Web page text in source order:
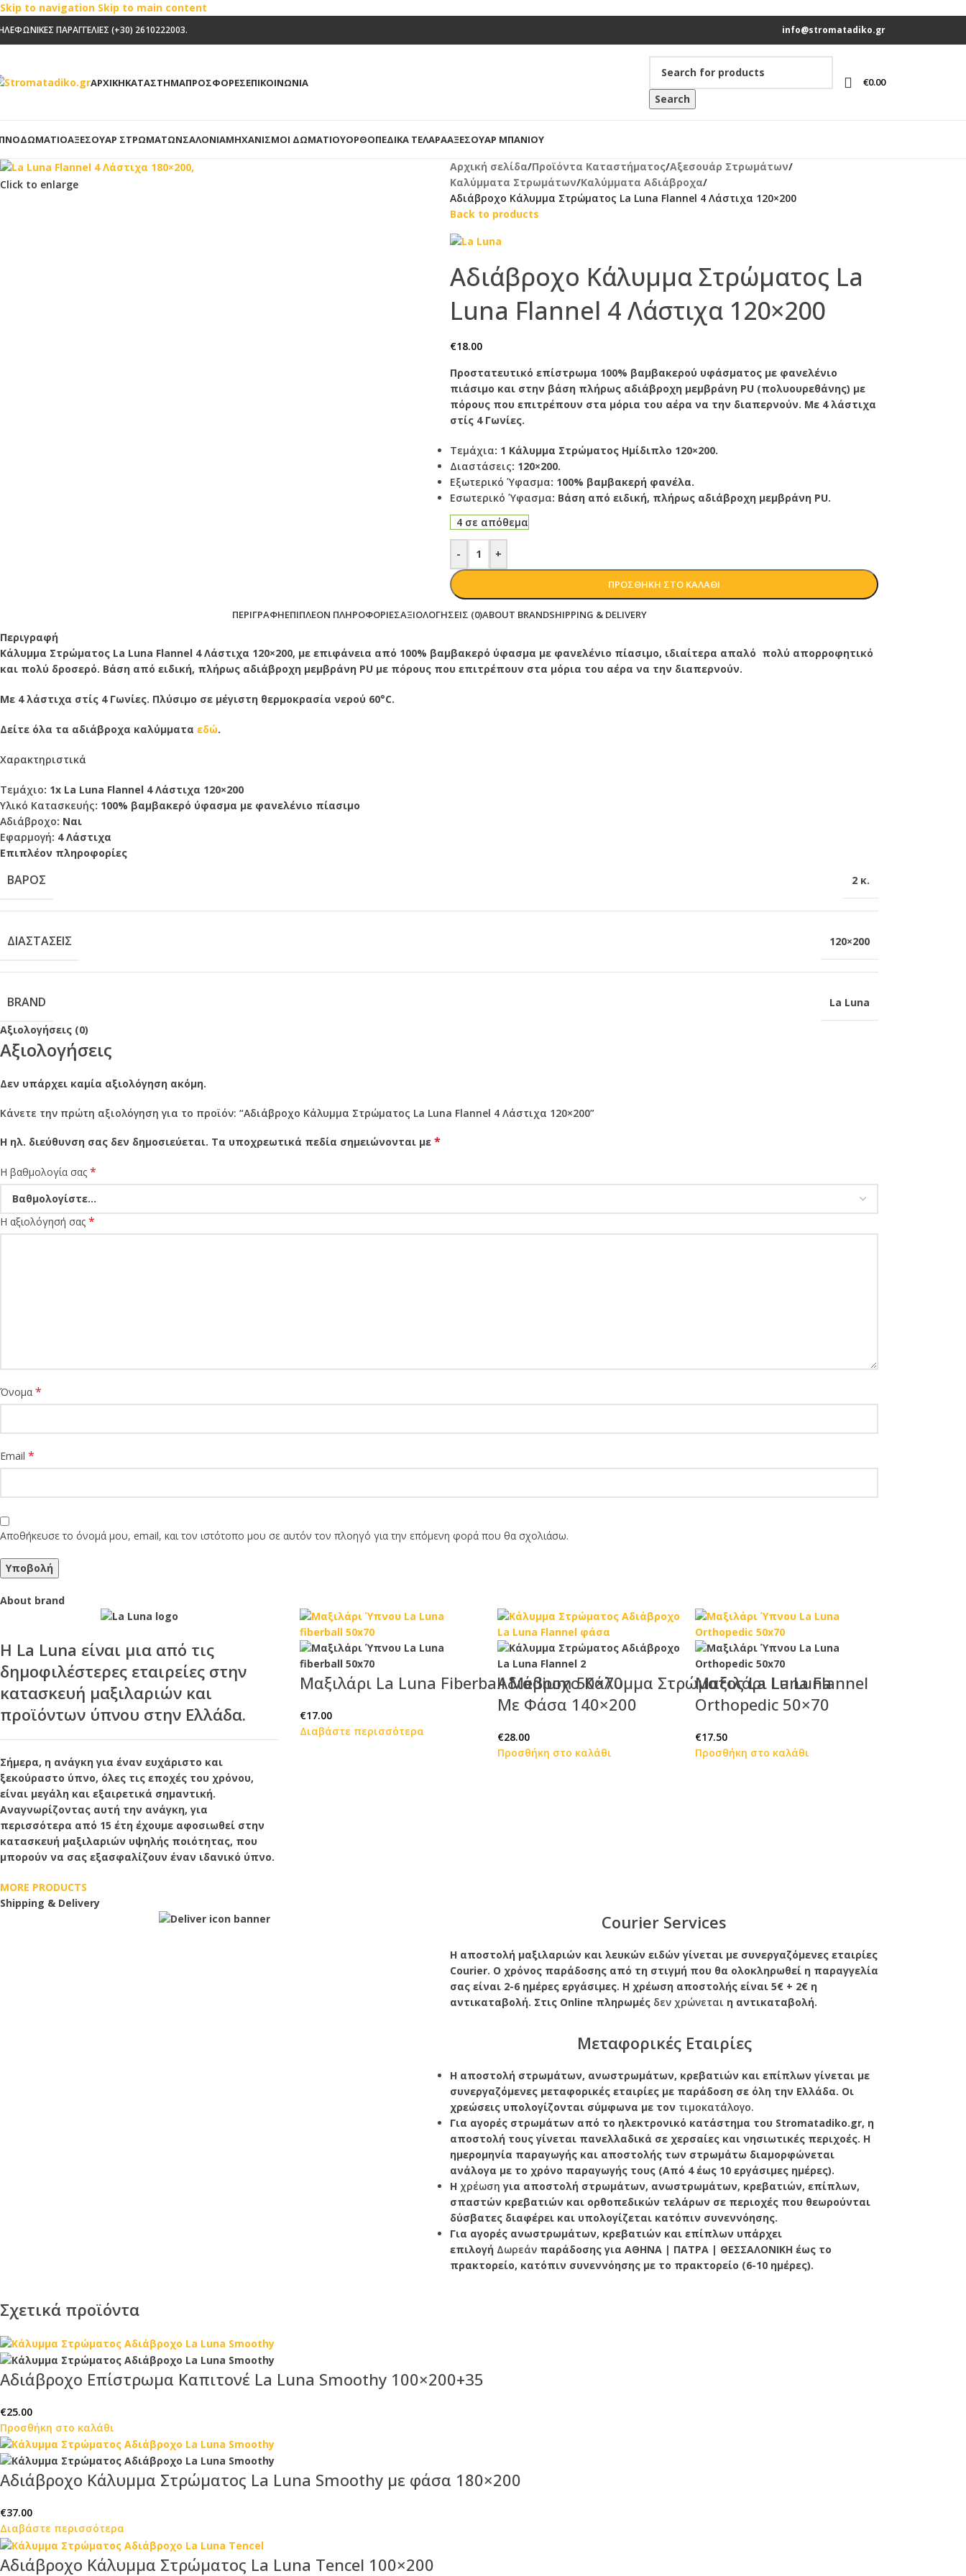
Skip to navigation Skip to main content
ΠΑΡΑΓΓΕΛΙΕΣ (+30) 2610222003. info@stromatadiko.gr
ΑΡΧΙΚΗΚΑΤΑΣΤΗΜΑΠΡΟΣΦΟΡΕΣΕΠΙΚΟΙΝΩΝΙΑ
Search
€0.00
ΑΞΕΣΟΥΆΡ ΣΤΡΩΜΆΤΩΝΣΑΛΌΝΙΑΜΗΧΑΝΙΣΜΟΊ ΔΩΜΑΤΊΟΥΟΡΘΟΠΕΔΙΚΆ ΤΕΛΆΡΑΑΞΕΣΟΥΆΡ ΜΠΆΝΙΟΥ
Click to enlarge
Αρχική σελίδα/Προϊόντα Καταστήματος/Αξεσουάρ Στρωμάτων/
Καλύμματα Στρωμάτων/Καλύμματα Αδιάβροχα/
Αδιάβροχο Κάλυμμα Στρώματος La Luna Flannel 4 Λάστιχα 120×200
Back to products
Αδιάβροχο Κάλυμμα Στρώματος La
Luna Flannel 4 Λάστιχα 120×200
€18.00
Προστατευτικό επίστρωμα 100% βαμβακερού υφάσματος με φανελένιο
πιάσιμο και στην βάση πλήρως αδιάβροχη μεμβράνη PU (πολυουρεθάνης) με
πόρους που επιτρέπουν στα μόρια του αέρα να την διαπερνούν. Με 4 λάστιχα
στίς 4 Γωνίες.
Τεμάχια: 1 Κάλυμμα Στρώματος Ημίδιπλο 120×200.
Διαστάσεις: 120×200.
Εξωτερικό Ύφασμα: 100% βαμβακερή φανέλα.
Εσωτερικό Ύφασμα: Βάση από ειδική, πλήρως αδιάβροχη μεμβράνη PU.
4 σε απόθεμα
- +
ΠΡΟΣΘΉΚΗ ΣΤΟ ΚΑΛΆΘΙ
ΠΕΡΙΓΡΑΦΉΕΠΙΠΛΈΟΝ ΠΛΗΡΟΦΟΡΊΕΣΑΞΙΟΛΟΓΉΣΕΙΣ (0)ABOUT BRANDSHIPPING & DELIVERY
Περιγραφή
Κάλυμμα Στρώματος La Luna Flannel 4 Λάστιχα 120×200, με επιφάνεια από 100% βαμβακερό ύφασμα με φανελένιο πίασιμο, ιδιαίτερα απαλό πολύ απορροφητικό
και πολύ δροσερό. Βάση από ειδική, πλήρως αδιάβροχη μεμβράνη PU με πόρους που επιτρέπουν στα μόρια του αέρα να την διαπερνούν.
Με 4 λάστιχα στίς 4 Γωνίες. Πλύσιμο σε μέγιστη θερμοκρασία νερού 60°C.
Δείτε όλα τα αδιάβροχα καλύμματα εδώ.
Χαρακτηριστικά
Τεμάχιο: 1x La Luna Flannel 4 Λάστιχα 120×200
Υλικό Κατασκευής: 100% βαμβακερό ύφασμα με φανελένιο πίασιμο
Αδιάβροχο: Ναι
Εφαρμογή: 4 Λάστιχα
Επιπλέον πληροφορίες
ΒΆΡΟΣ 2 κ.
ΔΙΑΣΤΆΣΕΙΣ 120×200
BRAND
La Luna
Αξιολογήσεις (0)
Αξιολογήσεις
Δεν υπάρχει καμία αξιολόγηση ακόμη.
Κάνετε την πρώτη αξιολόγηση για το προϊόν: “Αδιάβροχο Κάλυμμα Στρώματος La Luna Flannel 4 Λάστιχα 120×200”
Η ηλ. διεύθυνση σας δεν δημοσιεύεται. Τα υποχρεωτικά πεδία σημειώνονται με *
Η βαθμολογία σας *
Η αξιολόγησή σας *
Όνομα *
Email *
Αποθήκευσε το όνομά μου, email, και τον ιστότοπο μου σε αυτόν τον πλοηγό για την επόμενη φορά που θα σχολιάσω.
About brand
Η La Luna είναι μια από τις
δημοφιλέστερες εταιρείες στην
κατασκευή μαξιλαριών και
προϊόντων ύπνου στην Ελλάδα.
Σήμερα, η ανάγκη για έναν ευχάριστο και
ξεκούραστο ύπνο, όλες τις εποχές του χρόνου,
είναι μεγάλη και εξαιρετικά σημαντική.
Αναγνωρίζοντας αυτή την ανάγκη, για
περισσότερα από 15 έτη έχουμε αφοσιωθεί στην
κατασκευή μαξιλαριών υψηλής ποιότητας, που
μπορούν να σας εξασφαλίζουν έναν ιδανικό ύπνο.
MORE PRODUCTS
Μαξιλάρι La Luna Fiberball Medium 50×70
€17.00
Διαβάστε περισσότερα
Αδιάβροχο Κάλυμμα Στρώματος La Luna Flannel
Με Φάσα 140×200
€28.00
Προσθήκη στο καλάθι
Μαξιλάρι La Luna
Orthopedic 50×70
€17.50
Προσθήκη στο καλάθι
Shipping & Delivery
Courier Services
Η αποστολή μαξιλαριών και λευκών ειδών γίνεται με συνεργαζόμενες εταιρίες
Courier. Ο χρόνος παράδοσης από τη στιγμή που θα ολοκληρωθεί η παραγγελία
σας είναι 2-6 ημέρες εργάσιμες. Η χρέωση αποστολής είναι 5€ + 2€ η
αντικαταβολή. Στις Online πληρωμές δεν χρώνεται η αντικαταβολή.
Μεταφορικές Εταιρίες
Η αποστολή στρωμάτων, ανωστρωμάτων, κρεβατιών και επίπλων γίνεται με
συνεργαζόμενες μεταφορικές εταιρίες με παράδοση σε όλη την Ελλάδα. Οι
χρεώσεις υπολογίζονται σύμφωνα με τον τιμοκατάλογο.
Για αγορές στρωμάτων από το ηλεκτρονικό κατάστημα του Stromatadiko.gr, η
αποστολή τους γίνεται πανελλαδικά σε χερσαίες και νησιωτικές περιχοές. Η
ημερομηνία παραγωγής και αποστολής των στρωμάτω διαμορφώνεται
ανάλογα με το χρόνο παραγωγής τους (Από 4 έως 10 εργάσιμες ημέρες).
Η χρέωση για αποστολή στρωμάτων, ανωστρωμάτων, κρεβατιών, επίπλων,
σπαστών κρεβατιών και ορθοπεδικών τελάρων σε περιοχές που θεωρούνται
δύσβατες διαφέρει και υπολογίζεται κατόπιν συνεννόησης.
Για αγορές ανωστρωμάτων, κρεβατιών και επίπλων υπάρχει
επιλογή Δωρεάν παράδοσης για ΑΘΗΝΑ | ΠΑΤΡΑ | ΘΕΣΣΑΛΟΝΙΚΗ έως το
πρακτορείο, κατόπιν συνεννόησης με το πρακτορείο (6-10 ημέρες).
Σχετικά προϊόντα
Αδιάβροχο Επίστρωμα Καπιτονέ La Luna Smoothy 100×200+35
€25.00
Προσθήκη στο καλάθι
Αδιάβροχο Κάλυμμα Στρώματος La Luna Smoothy με φάσα 180×200
€37.00
Διαβάστε περισσότερα
Αδιάβροχο Κάλυμμα Στρώματος La Luna Tencel 100×200